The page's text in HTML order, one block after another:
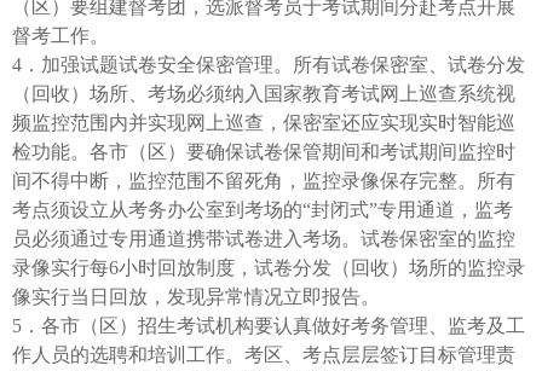
（区）要组建督考团，选派督考员于考试期间分赴考点开展
督考工作。
4．加强试题试卷安全保密管理。所有试卷保密室、试卷分发
（回收）场所、考场必须纳入国家教育考试网上巡查系统视
频监控范围内并实现网上巡查，保密室还应实现实时智能巡
检功能。各市（区）要确保试卷保管期间和考试期间监控时
间不得中断，监控范围不留死角，监控录像保存完整。所有
考点须设立从考务办公室到考场的“封闭式”专用通道，监考
员必须通过专用通道携带试卷进入考场。试卷保密室的监控
录像实行每6小时回放制度，试卷分发（回收）场所的监控录
像实行当日回放，发现异常情况立即报告。
5．各市（区）招生考试机构要认真做好考务管理、监考及工
作人员的选聘和培训工作。考区、考点层层签订目标管理责